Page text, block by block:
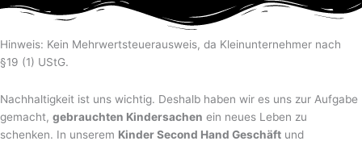
Hinweis: Kein Mehrwertsteuerausweis, da Kleinunternehmer nach
§19 (1) UStG.
Nachhaltigkeit ist uns wichtig. Deshalb haben wir es uns zur Aufgabe
gemacht, gebrauchten Kindersachen ein neues Leben zu
schenken. In unserem Kinder Second Hand Geschäft und